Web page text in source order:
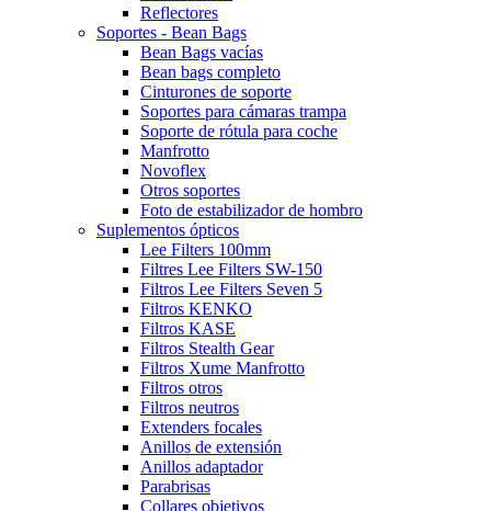
Reflectores
Soportes - Bean Bags
Bean Bags vacías
Bean bags completo
Cinturones de soporte
Soportes para cámaras trampa
Soporte de rótula para coche
Manfrotto
Novoflex
Otros soportes
Foto de estabilizador de hombro
Suplementos ópticos
Lee Filters 100mm
Filtres Lee Filters SW-150
Filtros Lee Filters Seven 5
Filtros KENKO
Filtros KASE
Filtros Stealth Gear
Filtros Xume Manfrotto
Filtros otros
Filtros neutros
Extenders focales
Anillos de extensión
Anillos adaptador
Parabrisas
Collares objetivos